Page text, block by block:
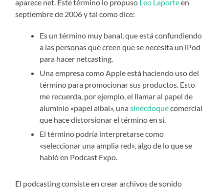
aparece net. Este término lo propuso Leo Laporteen
septiembre de 2006 y tal como dice:
Es un término muy banal, que está confundiendo
a las personas que creen que se necesita un iPod
para hacer netcasting.
Una empresa como Apple está haciendo uso del
término para promocionar sus productos. Esto
me recuerda, por ejemplo, el llamar al papel de
aluminio «papel albal», unasinécdoquecomercial
que hace distorsionar el término en sí.
El término podría interpretarse como
«seleccionar una amplia red», algo de lo que se
habló en Podcast Expo.
El podcasting consiste en crear archivos de sonido